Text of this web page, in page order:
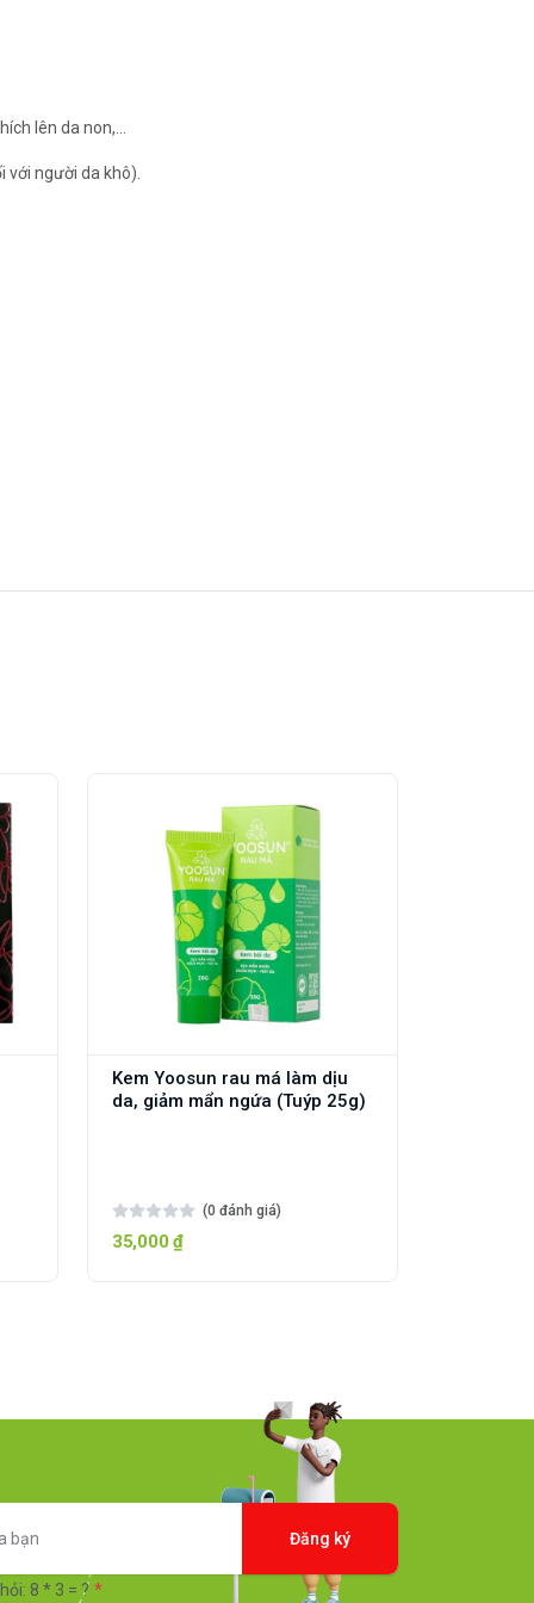
lên da non,…
người da khô).
Kem Yoosun rau má làm dịu
da, giảm mẩn ngứa (Tuýp 25g)
(0 đánh giá)
35,000 ₫
8 * 3 = ?
Đăng ký